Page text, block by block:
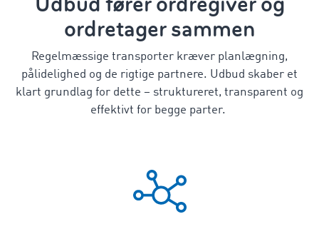
ordretager sammen
Regelmæssige transporter kræver planlægning,
pålidelighed og de rigtige partnere. Udbud skaber et
klart grundlag for dette – struktureret, transparent og
effektivt for begge parter.